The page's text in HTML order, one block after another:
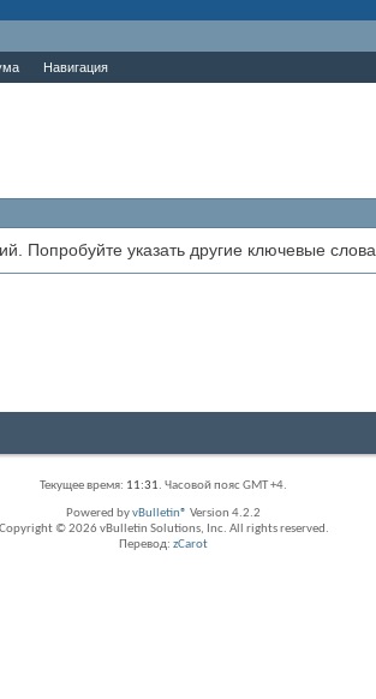
Навигация
Попробуйте указать другие ключевые слова.
Текущее время: 11:31. Часовой пояс GMT +4.
Powered byvBulletin® Version 4.2.2
Copyright © 2026 vBulletin Solutions, Inc. All rights reserved.
Перевод: zCarot